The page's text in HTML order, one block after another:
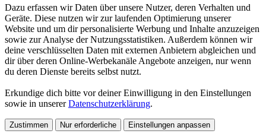
Dazu erfassen wir Daten über unsere Nutzer, deren Verhalten und
Geräte. Diese nutzen wir zur laufenden Optimierung unserer
Website und um dir personalisierte Werbung und Inhalte anzuzeigen
sowie zur Analyse der Nutzungsstatistiken. Außerdem können wir
deine verschlüsselten Daten mit externen Anbietern abgleichen und
dir über deren Online-Werbekanäle Angebote anzeigen, nur wenn
du deren Dienste bereits selbst nutzt.
Erkundige dich bitte vor deiner Einwilligung in den Einstellungen
sowie in unsererDatenschutzerklärung.
Zustimmen Nur erforderliche Einstellungen anpassen